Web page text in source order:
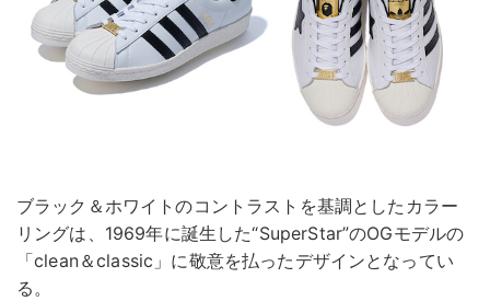
ブラック＆ホワイトのコントラストを基調としたカラー
リングは、1969年に誕生した“SuperStar”のOGモデルの
「clean＆classic」に敬意を払ったデザインとなってい
る。